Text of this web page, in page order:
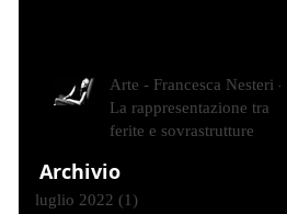
Arte - Francesca Nesteri -
La rappresentazione tra
ferite e sovrastrutture
Archivio
luglio 2022 (1)